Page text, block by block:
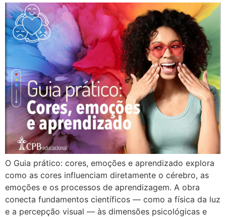
O Guia prático: cores, emoções e aprendizado explora
como as cores influenciam diretamente o cérebro, as
emoções e os processos de aprendizagem. A obra
conecta fundamentos científicos — como a física da luz
e a percepção visual — às dimensões psicológicas e